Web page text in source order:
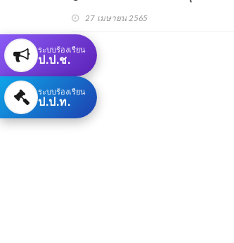
27 เมษายน 2565
ระบบร้องเรียน
ป.ป.ช.
ระบบร้องเรียน
ป.ป.ท.